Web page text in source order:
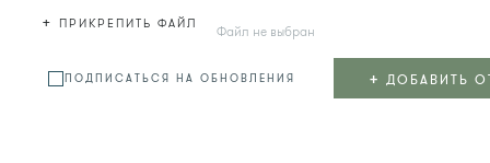
+ ПРИКРЕПИТЬ ФАЙЛ Файл не выбран
ПОДПИСАТЬСЯ НА ОБНОВЛЕНИЯ + ДОБАВИТЬ